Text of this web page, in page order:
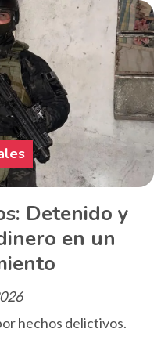
Detenido y
en un
hechos delictivos.